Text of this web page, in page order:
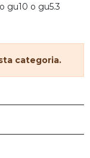
gu10 o gu5.3
categoria.